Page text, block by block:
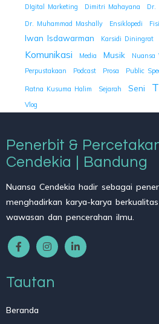
DIgital Marketing
Dimitri Mahayana
Dr.
Dr. Muhammad Mashally
Ensiklopedi
Iwan Isdawarman Karsidi Diningrat
Komunikasi Media Musik Nuansa
Perpustakaan
Podcast Prosa Public
Ratna Kusuma Halim Sejarah Seni
Vlog
Penerbit &
Cendekia | Bandung
Nuansa Cendekia hadir sebagai
menghadirkan karya-karya
wawasan dan pencerahan ilmu.
Tautan
Beranda